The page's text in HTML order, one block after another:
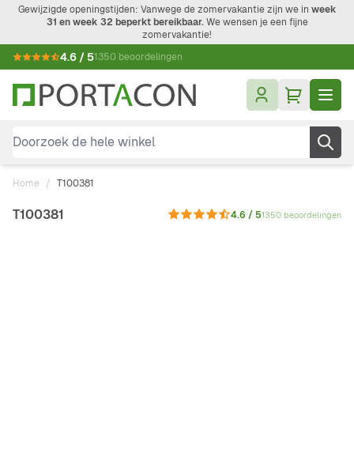
Ga naar de inhoud
Gewijzigde openingstijden: Vanwege de zomervakantie zijn we in week
31 en week 32 beperkt bereikbaar.We wensen je een fijne
zomervakantie!
4.6 / 51350 beoordelingen
Doorzoek de hele winkel
Home / T100381
T100381 4.6 / 51350 beoordelingen